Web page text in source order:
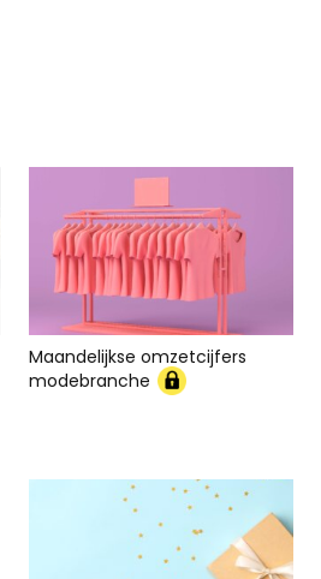
Maandelijkse omzetcijfers
modebranche